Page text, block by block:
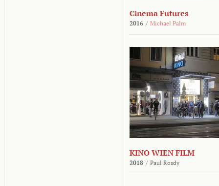
Cinema Futures
2016 / Michael Palm
KINO WIEN FILM
2018 / Paul Rosdy